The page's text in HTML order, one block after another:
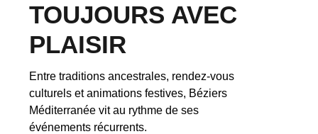
TOUJOURS AVEC
PLAISIR
Entre traditions ancestrales, rendez-vous
culturels et animations festives, Béziers
Méditerranée vit au rythme de ses
événements récurrents.